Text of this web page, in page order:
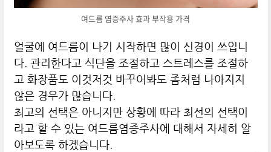
여드름 염증주사 효과 부작용 가격
얼굴에 여드름이 나기 시작하면 많이 신경이 쓰입니
다. 관리한다고 식단을 조절하고 스트레스를 조절하
고 화장품도 이것저것 바꾸어봐도 좀처럼 나아지지
않은 경우가 많습니다.
최고의 선택은 아니지만 상황에 따라 최선의 선택이
라고 할 수 있는 여드름염증주사에 대해서 자세히 알
아보도록 하겠습니다.